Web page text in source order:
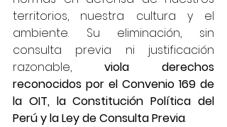
territorios, nuestra cultura y el
ambiente. Su eliminación, sin
consulta previa ni justificación
razonable, viola derechos
reconocidos por el Convenio 169 de
la OIT, la Constitución Política del
Perú y la Ley de Consulta Previa.